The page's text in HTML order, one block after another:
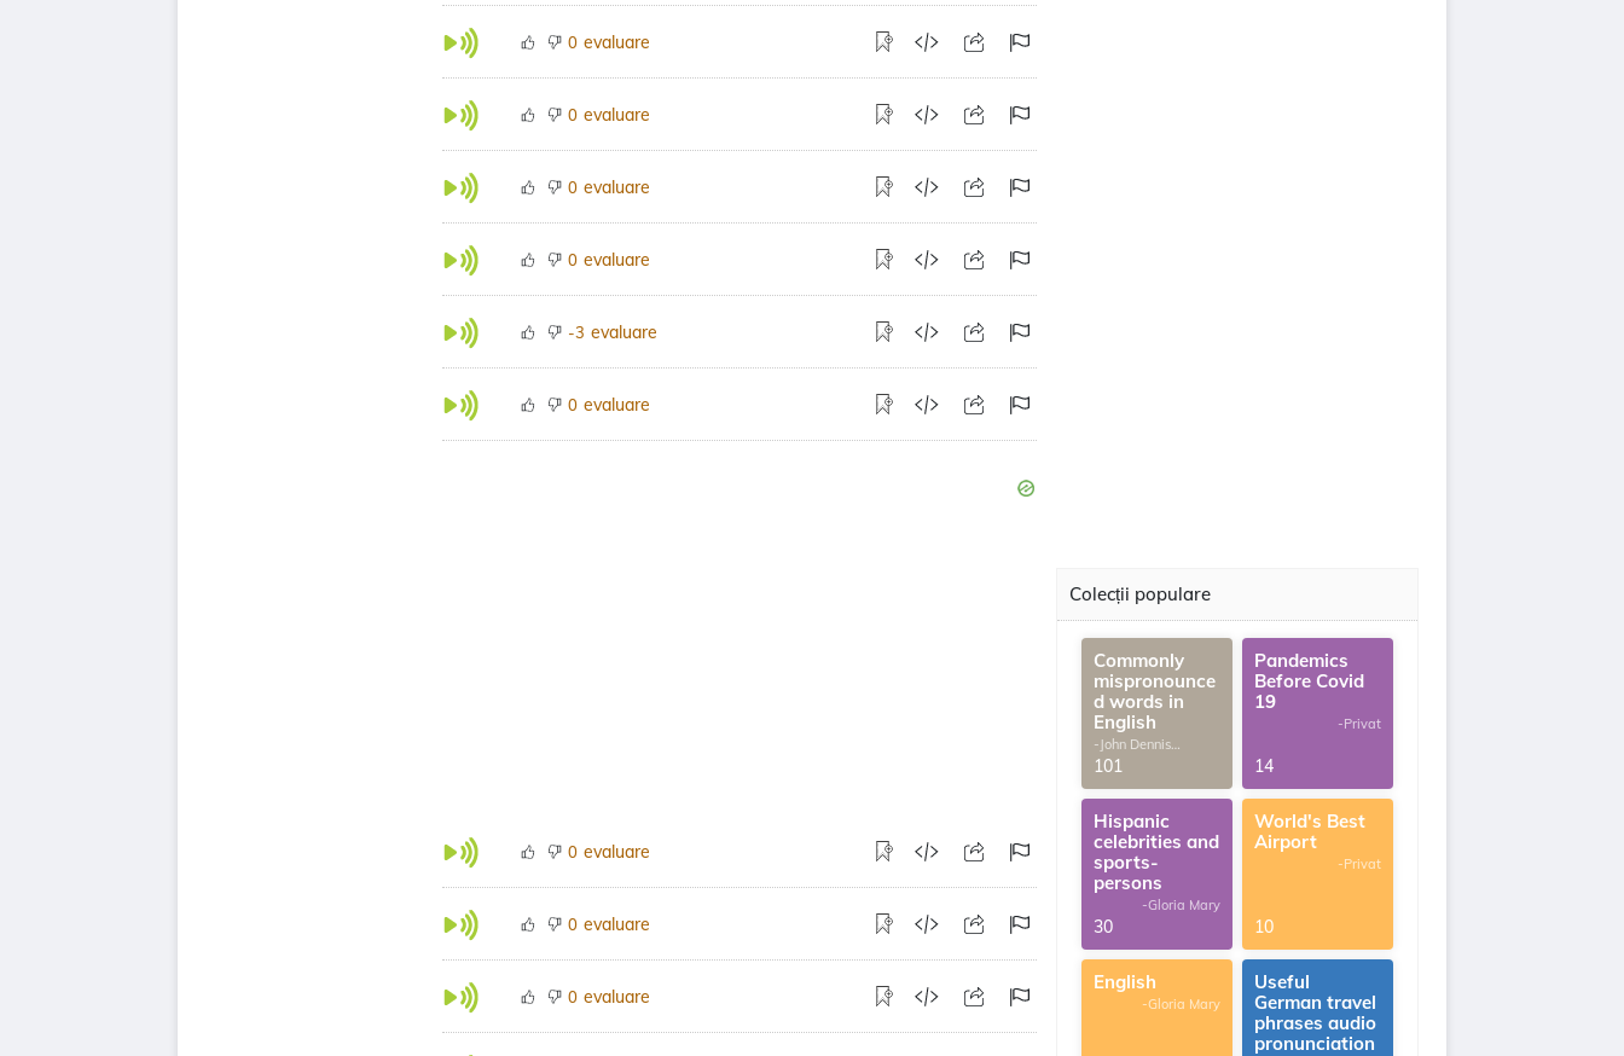
0 evaluare
0 evaluare
0 evaluare
0 evaluare
-3 evaluare
0 evaluare
0 evaluare
0 evaluare
0 evaluare
Colecții populare
Commonly
mispronounce
d words in
English
-John Dennis
G.Thomas
101
Pandemics
Before Covid
19
-Privat
14
Hispanic
celebrities and
sports-
persons
-Gloria Mary
30
World's Best
Airport
-Privat
10
English
-Gloria Mary
Useful
German travel
phrases audio
pronunciation